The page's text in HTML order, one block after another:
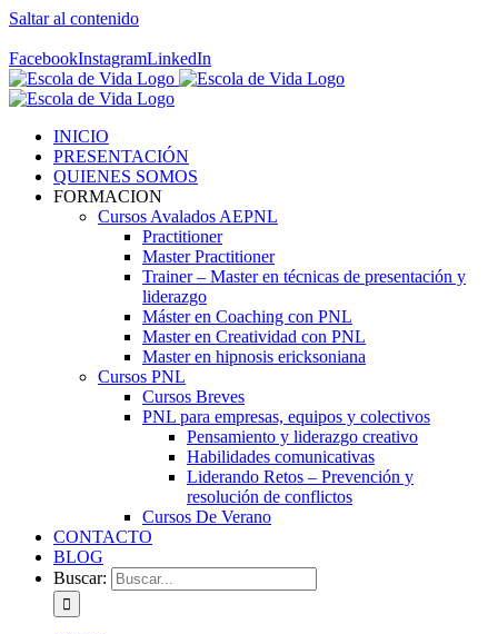
Saltar al contenido
FacebookInstagramLinkedIn
INICIO
PRESENTACIÓN
QUIENES SOMOS
FORMACION
Cursos Avalados AEPNL
Practitioner
Master Practitioner
Trainer – Master en técnicas de presentación y
liderazgo
Máster en Coaching con PNL
Master en Creatividad con PNL
Master en hipnosis ericksoniana
Cursos PNL
Cursos Breves
PNL para empresas, equipos y colectivos
Pensamiento y liderazgo creativo
Habilidades comunicativas
Liderando Retos – Prevención y
resolución de conflictos
Cursos De Verano
CONTACTO
BLOG
Buscar: